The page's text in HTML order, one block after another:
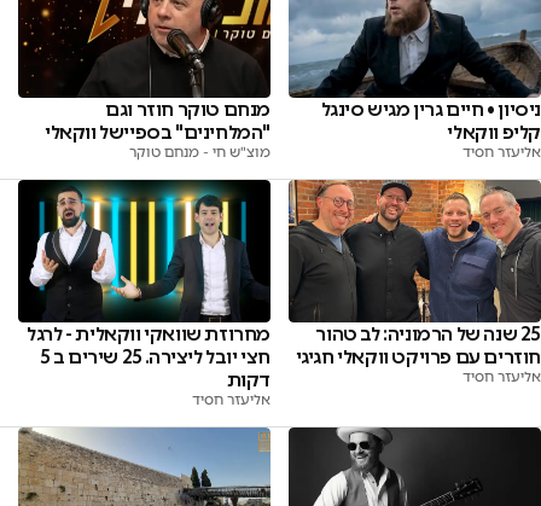
ניסיון • חיים גרין מגיש סינגל
קליפ ווקאלי
אליעזר חסיד
מנחם טוקר חוזר וגם
"המלחינים" בספיישל ווקאלי
מוצ"ש חי - מנחם טוקר
25 שנה של הרמוניה: לב טהור
חוזרים עם פרויקט ווקאלי חגיגי
אליעזר חסיד
מחרוזת שוואקי ווקאלית - לרגל
חצי יובל ליצירה. 25 שירים ב 5
דקות
אליעזר חסיד